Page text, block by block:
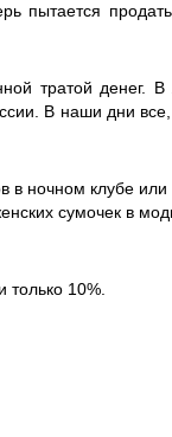
пытается
тратой денег. В
В наши дни все,
в ночном клубе
сумочек в
10%.